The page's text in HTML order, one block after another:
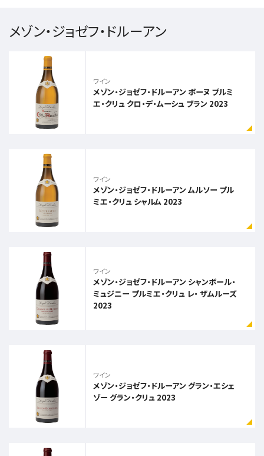
メゾン・ジョゼフ・ドルーアン
ワイン
メゾン・ジョゼフ・ドルーアン ボーヌ プルミ
エ・クリュ クロ・デ・ムーシュ ブラン 2023
ワイン
メゾン・ジョゼフ・ドルーアン ムルソー プル
ミエ・クリュ シャルム 2023
ワイン
メゾン・ジョゼフ・ドルーアン シャンボール・
ミュジニー プルミエ・クリュ レ・ ザムルーズ
2023
ワイン
メゾン・ジョゼフ・ドルーアン グラン・エシェ
ゾー グラン・クリュ 2023